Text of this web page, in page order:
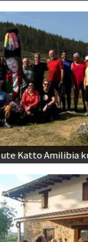
Katto Amilibia